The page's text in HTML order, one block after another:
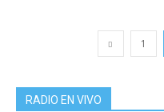
1
RADIO EN VIVO